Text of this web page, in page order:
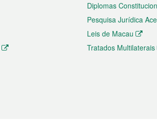
Diplomas
Pesquisa Jurídica
Leis de Macau
Tratados Multilaterais